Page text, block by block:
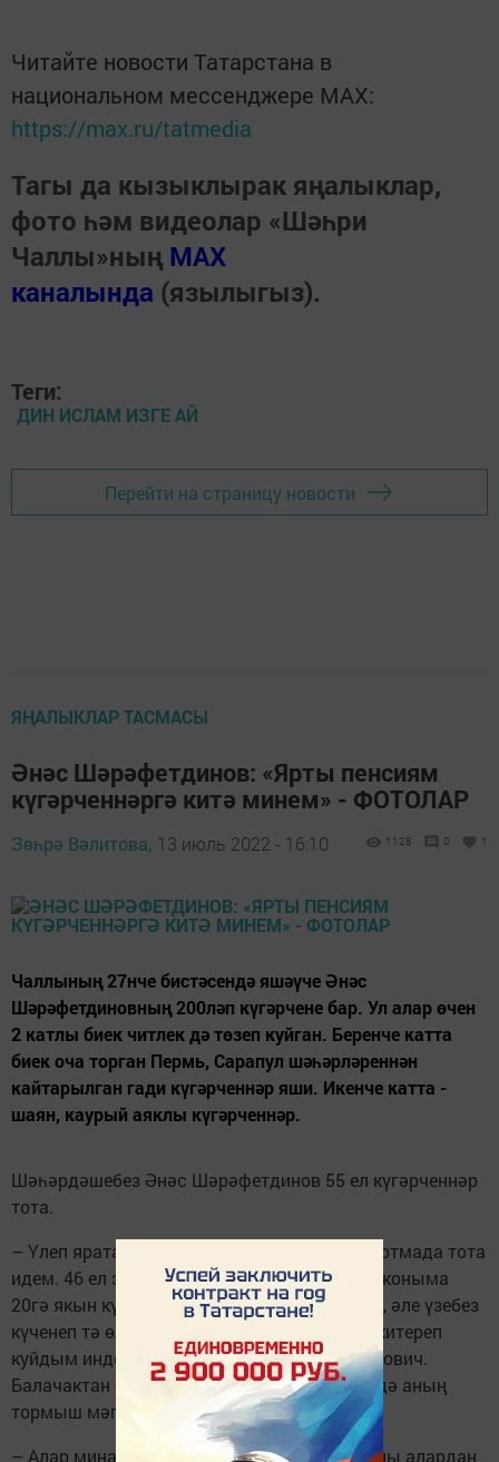
Читайте новости Татарстана в
национальном мессенджере MАХ:
https://max.ru/tatmedia
Тагы да кызыклырак яңалыклар,
фото һәм видеолар «Шәһри
Чаллы»ның MAX
каналында (язылыгыз).
Теги:
ДИН ИСЛАМ ИЗГЕ АЙ
Перейти на страницу новости
ЯҢАЛЫКЛАР ТАСМАСЫ
Әнәс Шәрәфетдинов: «Ярты пенсиям
күгәрченнәргә китә минем» - ФОТОЛАР
Зөһрә Вәлитова, 13 июль 2022 - 16:10 1128 0 1
Чаллының 27нче бистәсендә яшәүче Әнәс
Шәрәфетдиновның 200ләп күгәрчене бар. Ул алар өчен
2 катлы биек читлек дә төзеп куйган. Беренче катта
биек оча торган Пермь, Сарапул шәһәрләреннән
кайтарылган гади күгәрченнәр яши. Икенче катта -
шаян, каурый аяклы күгәрченнәр.
Шәһәрдәшебез Әнәс Шәрәфетдинов 55 ел күгәрченнәр
тота.
– Үлеп яратам аларны. Кечкенә вакытта тартмада тота
идем. 46 ел элек, 27\05 йортына күчкәч, балконыма
20гә якын күгәрчен алып килдем. Хәтерлим, әле үзебез
күченеп тә өлгермәдек, ә күгәрченнәремне китереп
куйдым инде, – дип искә ала Әнәс Ибраһимович.
Балачактан башланган мавыгу бүгенге көндә аның
тормыш мәгънәсенә әйләнгән.
– Алар миңа балаларым кебек, тормышымны алардан